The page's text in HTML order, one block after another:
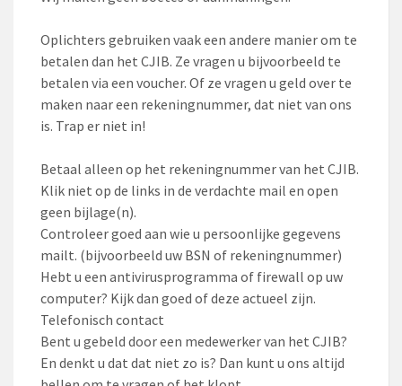
Oplichters gebruiken vaak een andere manier om te
betalen dan het CJIB. Ze vragen u bijvoorbeeld te
betalen via een voucher. Of ze vragen u geld over te
maken naar een rekeningnummer, dat niet van ons
is. Trap er niet in!
Betaal alleen op het rekeningnummer van het CJIB.
Klik niet op de links in de verdachte mail en open
geen bijlage(n).
Controleer goed aan wie u persoonlijke gegevens
mailt. (bijvoorbeeld uw BSN of rekeningnummer)
Hebt u een antivirusprogramma of firewall op uw
computer? Kijk dan goed of deze actueel zijn.
Telefonisch contact
Bent u gebeld door een medewerker van het CJIB?
En denkt u dat dat niet zo is? Dan kunt u ons altijd